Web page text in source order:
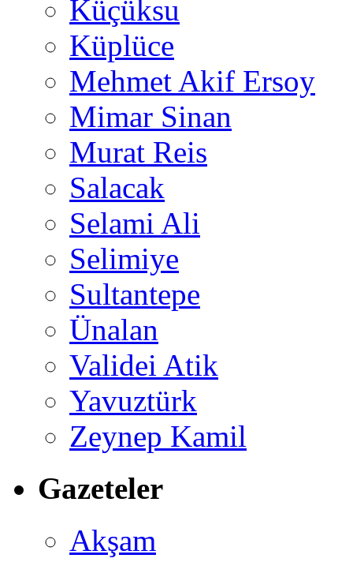
Küçüksu
Küplüce
Mehmet Akif Ersoy
Mimar Sinan
Murat Reis
Salacak
Selami Ali
Selimiye
Sultantepe
Ünalan
Validei Atik
Yavuztürk
Zeynep Kamil
Gazeteler
Akşam